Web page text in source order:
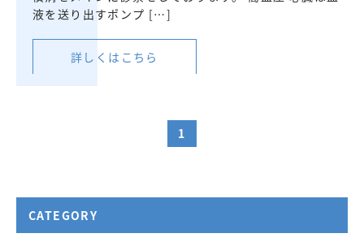
液を送り出すポンプ […]
詳しくはこちら
1
CATEGORY